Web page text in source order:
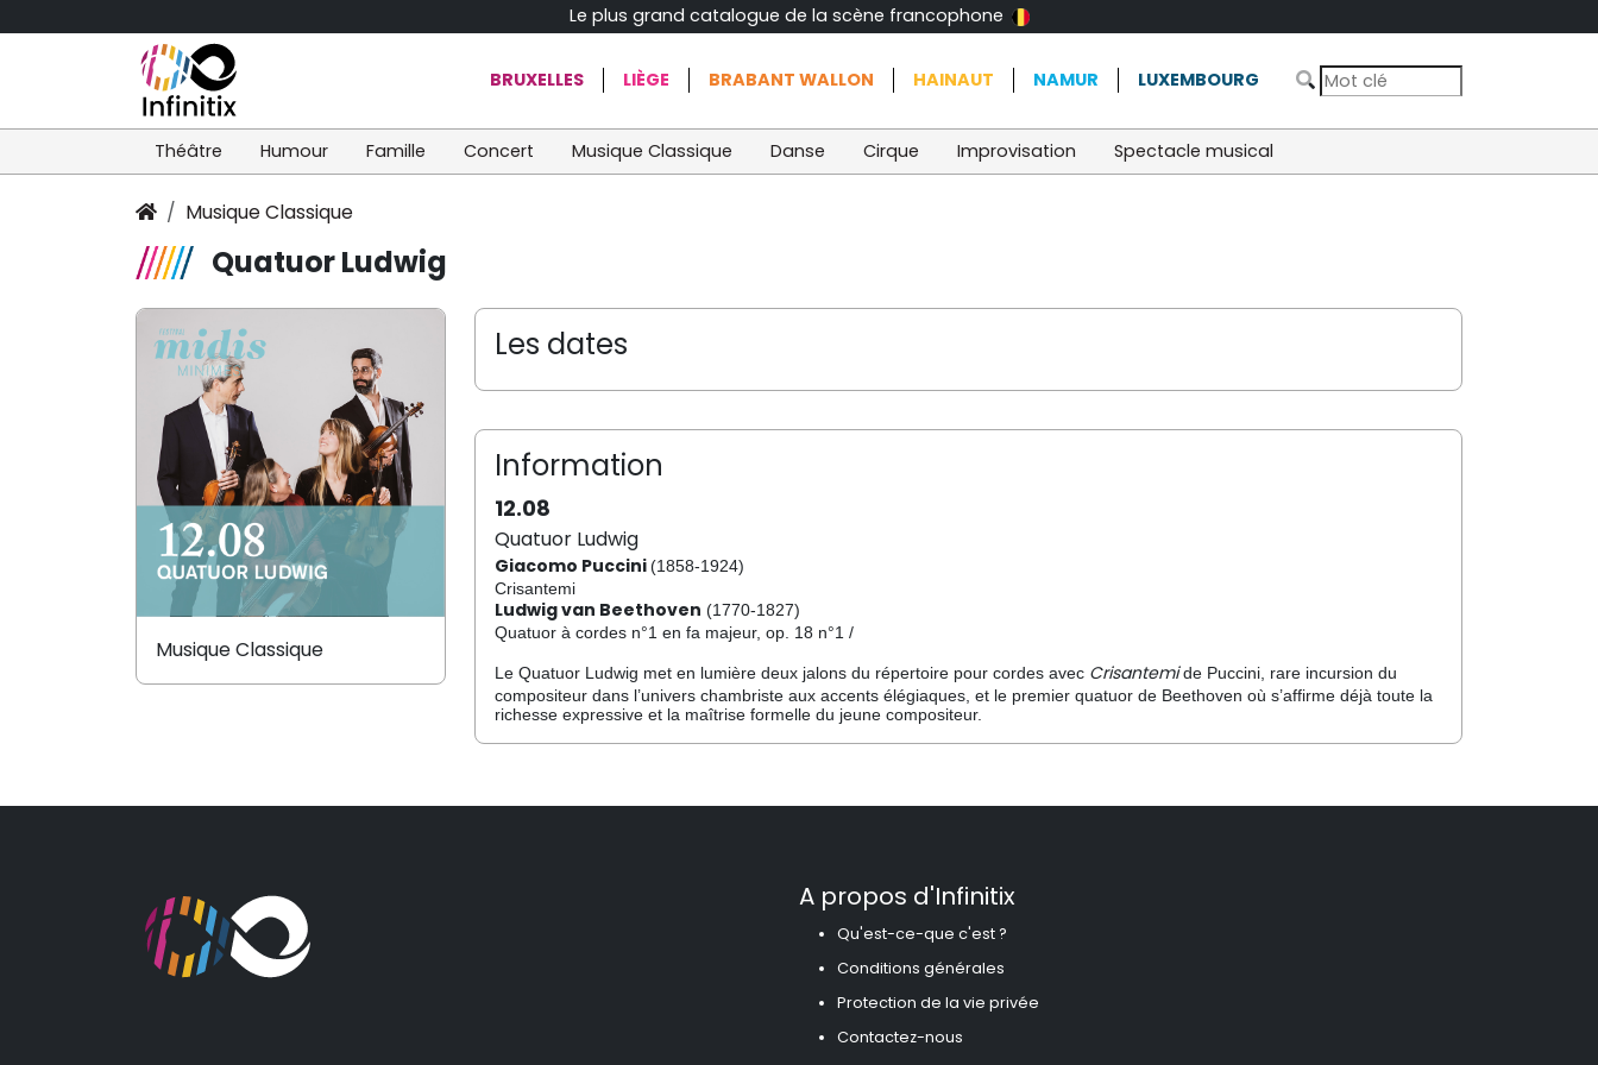
Le plus grand catalogue de la scène francophone
BRUXELLES LIÈGE BRABANT WALLON HAINAUT NAMUR LUXEMBOURG
Théâtre Humour Famille Concert Musique Classique Danse Cirque Improvisation Spectacle musical
Musique Classique
Quatuor Ludwig
Les dates
Information
12.08
Quatuor Ludwig
Giacomo Puccini(1858-1924)
Crisantemi
Ludwig van Beethoven (1770-1827)
Quatuor à cordes n°1 en fa majeur, op. 18 n°1 /
Le Quatuor Ludwig met en lumière deux jalons du répertoire pour cordes avec Crisantemide Puccini, rare incursion du
compositeur dans l’univers chambriste aux accents élégiaques, et le premier quatuor de Beethoven où s’affirme déjà toute la
richesse expressive et la maîtrise formelle du jeune compositeur.
Musique Classique
A propos d'Infinitix
Qu'est-ce-que c'est ?
Conditions générales
Protection de la vie privée
Contactez-nous